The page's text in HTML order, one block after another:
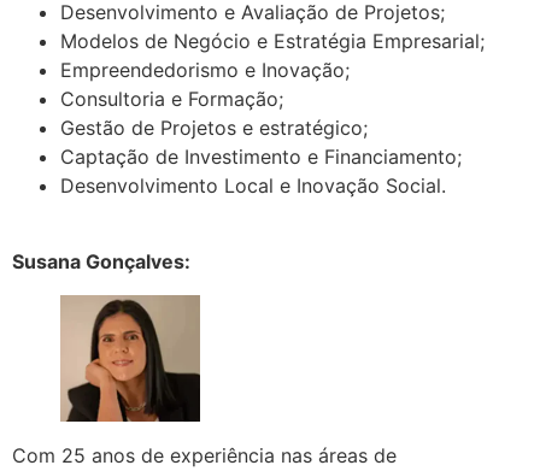
Desenvolvimento e Avaliação de Projetos;
Modelos de Negócio e Estratégia Empresarial;
Empreendedorismo e Inovação;
Consultoria e Formação;
Gestão de Projetos e estratégico;
Captação de Investimento e Financiamento;
Desenvolvimento Local e Inovação Social.
Susana Gonçalves:
Com 25 anos de experiência nas áreas de